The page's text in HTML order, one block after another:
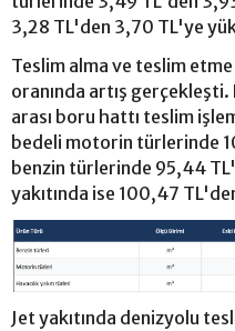
3,28 TL'den 3,70 TL'ye
Teslim alma ve teslim
oranında artış
arası boru hattı teslim
bedeli motorin türlerinde
benzin türlerinde 95,44
yakıtında ise 100,47
Jet yakıtında denizyolu